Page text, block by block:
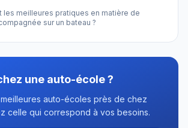
les meilleures pratiques en matière de
sur un bateau ?
une auto-école ?
auto-écoles près de chez
celle qui correspond à vos besoins.